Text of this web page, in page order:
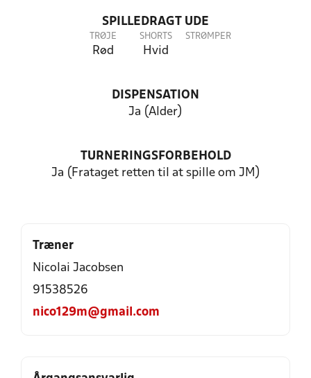
SPILLEDRAGT UDE
TRØJE
Rød
SHORTS
Hvid
STRØMPER
DISPENSATION
Ja (Alder)
TURNERINGSFORBEHOLD
Ja (Frataget retten til at spille om JM)
Træner
Nicolai Jacobsen
91538526
nico129m@gmail.com